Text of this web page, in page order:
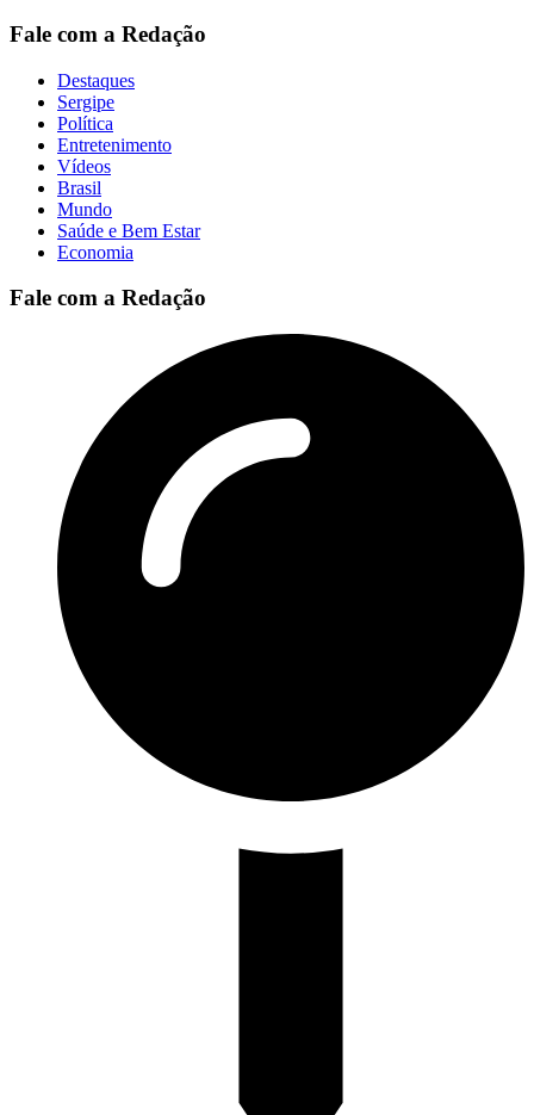
Fale com a Redação
Destaques
Sergipe
Política
Entretenimento
Vídeos
Brasil
Mundo
Saúde e Bem Estar
Economia
Fale com a Redação